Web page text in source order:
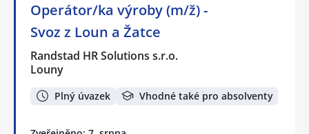
Operátor/ka výroby (m/ž) -
Svoz z Loun a Žatce
Randstad HR Solutions s.r.o.
Louny
Plný úvazek Vhodné také pro absolventy